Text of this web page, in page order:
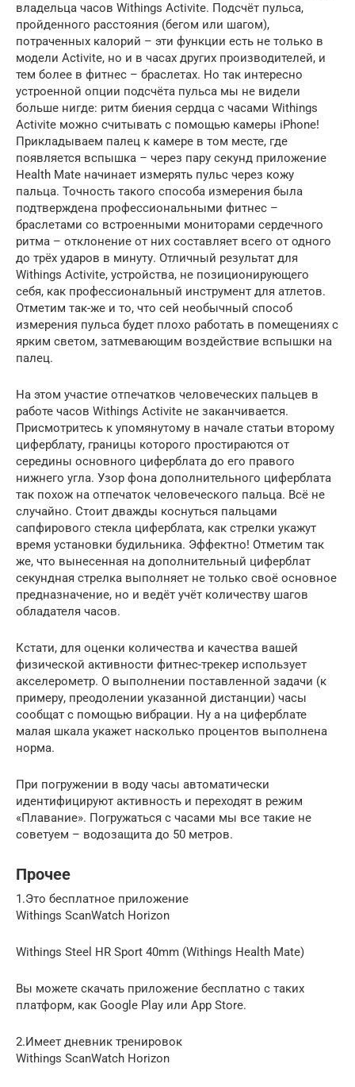
владельца часов Withings Activite. Подсчёт пульса,
пройденного расстояния (бегом или шагом),
потраченных калорий – эти функции есть не только в
модели Activite, но и в часах других производителей, и
тем более в фитнес – браслетах. Но так интересно
устроенной опции подсчёта пульса мы не видели
больше нигде: ритм биения сердца с часами Withings
Activite можно считывать с помощью камеры iPhone!
Прикладываем палец к камере в том месте, где
появляется вспышка – через пару секунд приложение
Health Mate начинает измерять пульс через кожу
пальца. Точность такого способа измерения была
подтверждена профессиональными фитнес –
браслетами со встроенными мониторами сердечного
ритма – отклонение от них составляет всего от одного
до трёх ударов в минуту. Отличный результат для
Withings Activite, устройства, не позиционирующего
себя, как профессиональный инструмент для атлетов.
Отметим так-же и то, что сей необычный способ
измерения пульса будет плохо работать в помещениях с
ярким светом, затмевающим воздействие вспышки на
палец.
На этом участие отпечатков человеческих пальцев в
работе часов Withings Activite не заканчивается.
Присмотритесь к упомянутому в начале статьи второму
циферблату, границы которого простираются от
середины основного циферблата до его правого
нижнего угла. Узор фона дополнительного циферблата
так похож на отпечаток человеческого пальца. Всё не
случайно. Стоит дважды коснуться пальцами
сапфирового стекла циферблата, как стрелки укажут
время установки будильника. Эффектно! Отметим так
же, что вынесенная на дополнительный циферблат
секундная стрелка выполняет не только своё основное
предназначение, но и ведёт учёт количеству шагов
обладателя часов.
Кстати, для оценки количества и качества вашей
физической активности фитнес-трекер использует
акселерометр. О выполнении поставленной задачи (к
примеру, преодолении указанной дистанции) часы
сообщат с помощью вибрации. Ну а на циферблате
малая шкала укажет насколько процентов выполнена
норма.
При погружении в воду часы автоматически
идентифицируют активность и переходят в режим
«Плавание». Погружаться с часами мы все такие не
советуем – водозащита до 50 метров.
Прочее
1.Это бесплатное приложение
Withings ScanWatch Horizon
Withings Steel HR Sport 40mm (Withings Health Mate)
Вы можете скачать приложение бесплатно с таких
платформ, как Google Play или App Store.
2.Имеет дневник тренировок
Withings ScanWatch Horizon